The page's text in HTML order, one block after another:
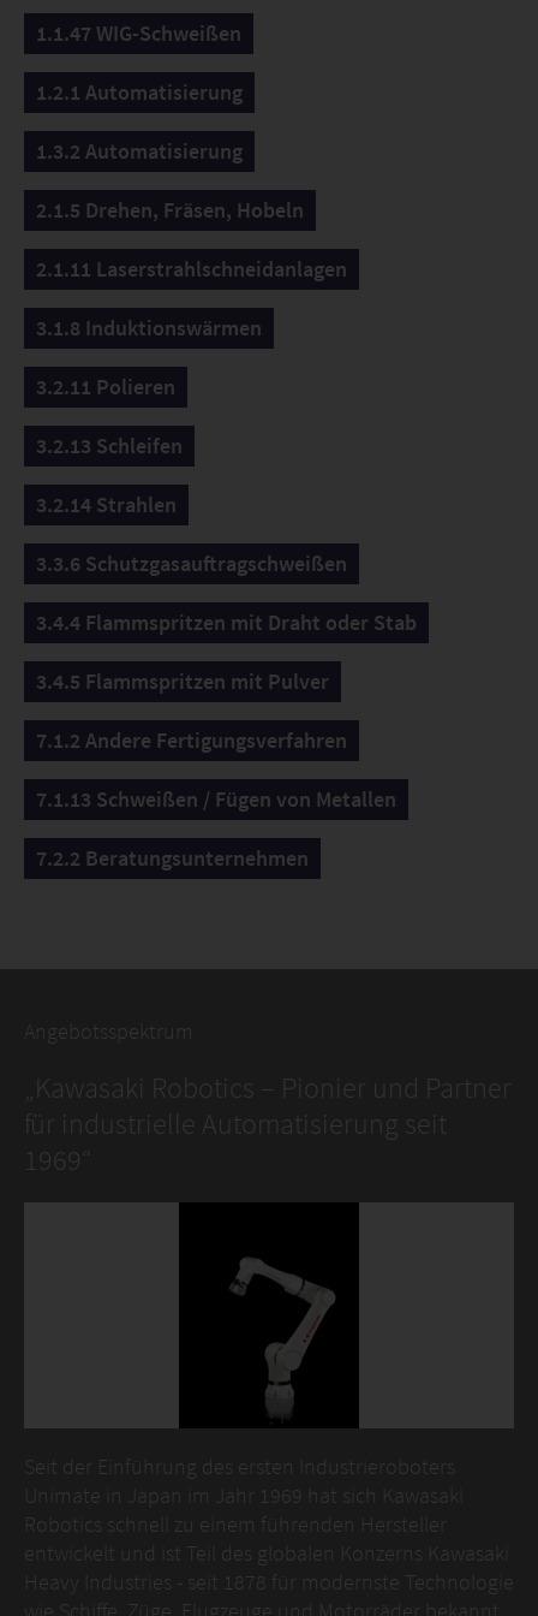
1.1.47 WIG-Schweißen
1.2.1 Automatisierung
1.3.2 Automatisierung
2.1.5 Drehen, Fräsen, Hobeln
2.1.11 Laserstrahlschneidanlagen
3.1.8 Induktionswärmen
3.2.11 Polieren
3.2.13 Schleifen
3.2.14 Strahlen
3.3.6 Schutzgasauftragschweißen
3.4.4 Flammspritzen mit Draht oder Stab
3.4.5 Flammspritzen mit Pulver
7.1.2 Andere Fertigungsverfahren
7.1.13 Schweißen / Fügen von Metallen
7.2.2 Beratungsunternehmen
Angebotsspektrum
„Kawasaki Robotics – Pionier und Partner
für industrielle Automatisierung seit
1969“
Seit der Einführung des ersten Industrieroboters
Unimate in Japan im Jahr 1969 hat sich Kawasaki
Robotics schnell zu einem führenden Hersteller
entwickelt und ist Teil des globalen Konzerns Kawasaki
Heavy Industries - seit 1878 für modernste Technologie